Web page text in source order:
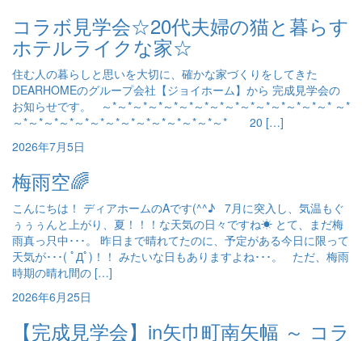
コラボ見学会☆20代夫婦の猫と暮らす
ホテルライクな家☆
住む人の暮らしと思いを大切に、確かな家づくりをしてきた
DEARHOMEのグループ会社【ジョイホーム】から 完成見学会の
お知らせです。 ～*～*～*～*～*～*～*～*～*～*～*～*～*～*～* ～*
～*～*～*～*～*～*～*～*～*～*～*～*～*～* 20 […]
2026年7月5日
梅雨空🌈
こんにちは！ ディアホームのAです(^^♪ 7月に突入し、気温もぐ
ぅぅぅんと上がり、夏！！！な天気の日々ですね☀ とて、まだ梅
雨真っ只中･･･。 昨日まで晴れてたのに、予定がある今日に限って
天気が･･･( ﾟДﾟ)！！ みたいな日もありますよね･･･。 ただ、梅雨
時期の晴れ間の […]
2026年6月25日
【完成見学会】in矢巾町南矢幅 ～ コラ